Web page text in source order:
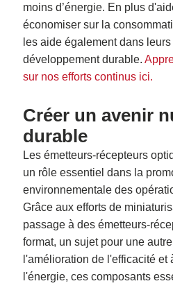
moins d’énergie. En plus
économiser sur la
les aide également dans
développement durable.
sur nos efforts continus ici.
Créer un avenir
durable
Les émetteurs-récepteurs
un rôle essentiel dans la
environnementale des
Grâce aux efforts de
passage à des émetteurs-
format, un sujet pour une
l'amélioration de l'efficacité et
l'énergie, ces composants